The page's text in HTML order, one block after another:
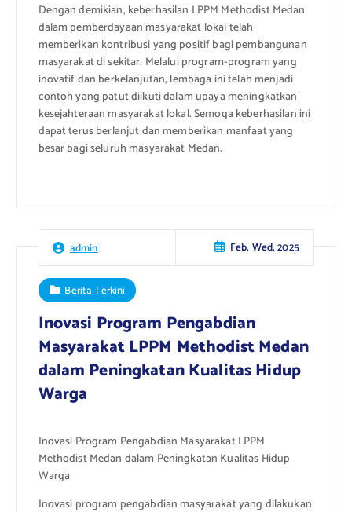
Dengan demikian, keberhasilan LPPM Methodist Medan
dalam pemberdayaan masyarakat lokal telah
memberikan kontribusi yang positif bagi pembangunan
masyarakat di sekitar. Melalui program-program yang
inovatif dan berkelanjutan, lembaga ini telah menjadi
contoh yang patut diikuti dalam upaya meningkatkan
kesejahteraan masyarakat lokal. Semoga keberhasilan ini
dapat terus berlanjut dan memberikan manfaat yang
besar bagi seluruh masyarakat Medan.
admin Feb, Wed, 2025
Berita Terkini
Inovasi Program Pengabdian
Masyarakat LPPM Methodist Medan
dalam Peningkatan Kualitas Hidup
Warga
Inovasi Program Pengabdian Masyarakat LPPM
Methodist Medan dalam Peningkatan Kualitas Hidup
Warga
Inovasi program pengabdian masyarakat yang dilakukan